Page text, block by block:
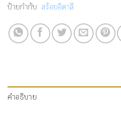
ป้ายกำกับ: สร้อยอิตาลี
คำอธิบาย